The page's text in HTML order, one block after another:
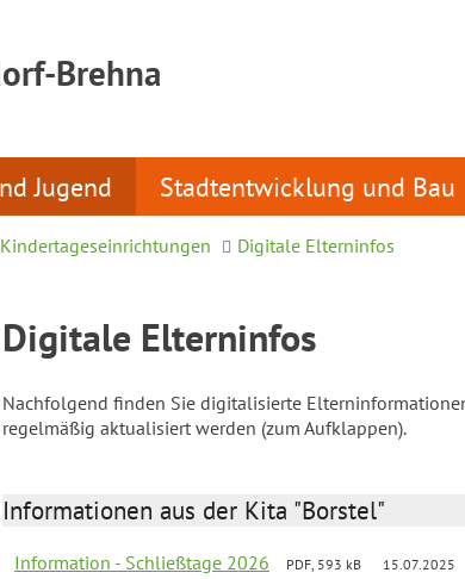
Brehna
Jugend Stadtentwicklung und Bau
Kindertageseinrichtungen Digitale Elterninfos
Digitale Elterninfos
Nachfolgend finden Sie digitalisierte
regelmäßig aktualisiert werden (zum Aufklappen).
Informationen aus der Kita "Borstel"
Information - Schließtage 2026 PDF, 593 kB 15.07.2025